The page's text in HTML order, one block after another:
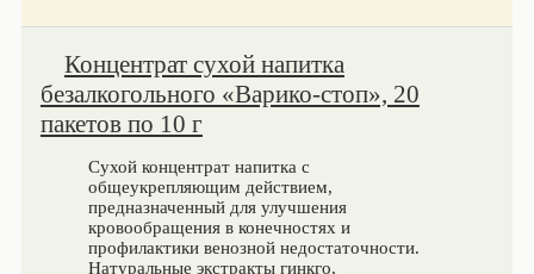
Концентрат сухой напитка
безалкогольного «Варико-стоп», 20
пакетов по 10 г
Сухой концентрат напитка с
общеукрепляющим действием,
предназначенный для улучшения
кровообращения в конечностях и
профилактики венозной недостаточности.
Натуральные экстракты гинкго,